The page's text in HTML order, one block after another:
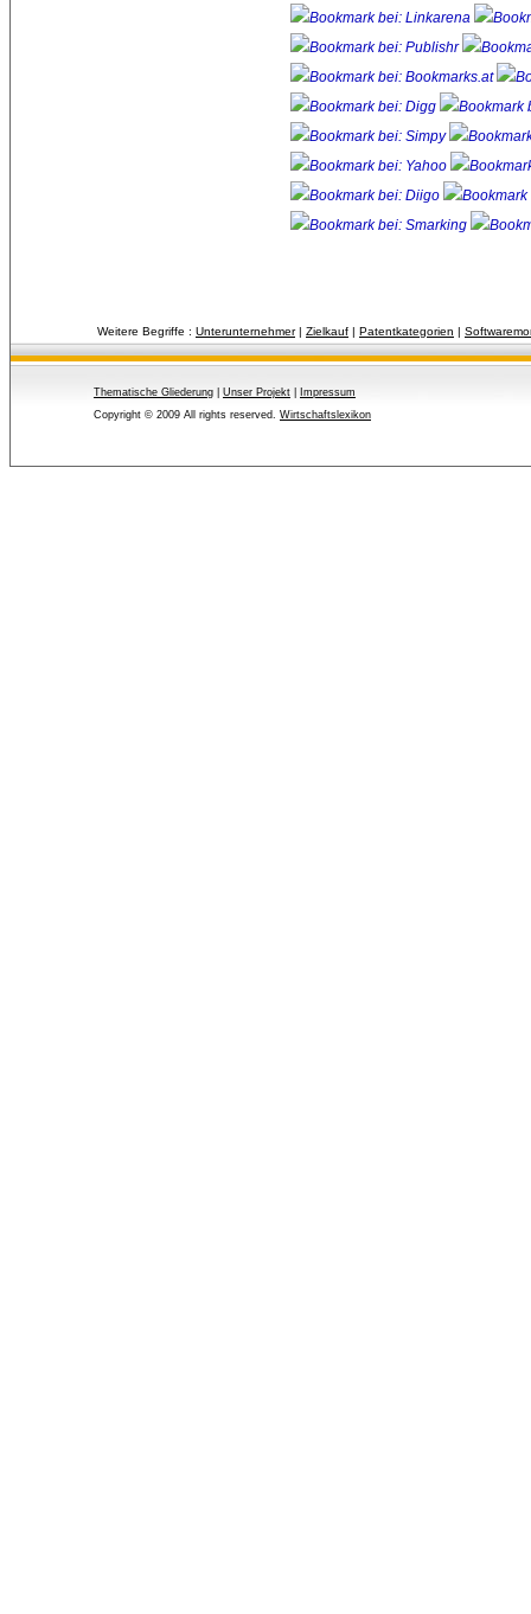
Weitere Begriffe : Unterunternehmer| Zielkauf | Patentkategorien |
Thematische Gliederung Unser Projekt
Impressum
Copyright © 2009 All rights reserved. Wirtschaftslexikon